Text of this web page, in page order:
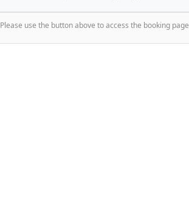
Please use the button above to access the booking page